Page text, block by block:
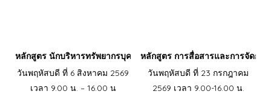
หลักสูตร นักบริหารทรัพยากรบุคคลมือใหม่ (HR New Comer)
วันพฤหัสบดี ที่ 6 สิงหาคม 2569
เวลา 9.00 น. – 16.00 น
หลักสูตร การสื่อสารและการจัดกา
วันพฤหัสบดี ที่ 23 กรกฎาคม
2569 เวลา 9.00-16.00 น.